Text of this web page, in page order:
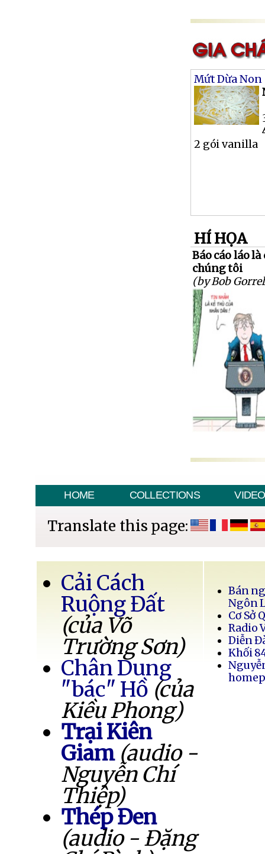
Mứt Dừa Non
2 gói vanilla
HÍ HỌA
Báo cáo láo là
chúng tôi
(by Bob
HOME COLLECTIONS VIDEO
Translate this page:
Cải Cách
Ruộng Đất
(của Võ
Trường Sơn)
Chân Dung
"bác" Hồ (của
Kiều Phong)
Trại Kiên
Giam (audio -
Nguyễn Chí
Thiệp)
Thép Đen
(audio - Đặng
Bán
Ngôn
Cơ Sở
Radio
Diễn
Khối